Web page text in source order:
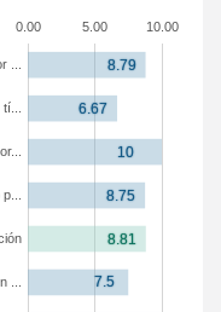
0.00 5.00 10.00
...
...